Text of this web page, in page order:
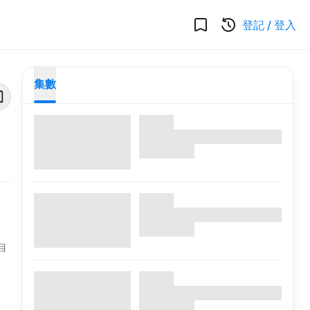
登記 / 登入
集數